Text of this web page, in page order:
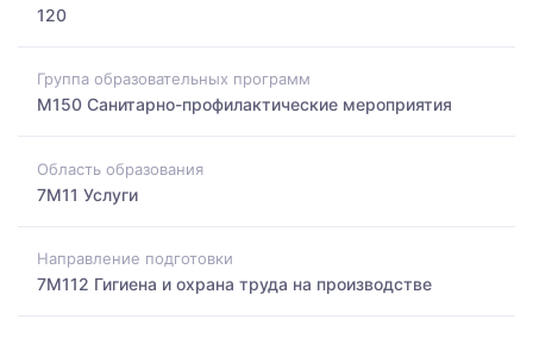
120
Группа образовательных программ
M150 Санитарно-профилактические мероприятия
Область образования
7M11 Услуги
Направление подготовки
7M112 Гигиена и охрана труда на производстве